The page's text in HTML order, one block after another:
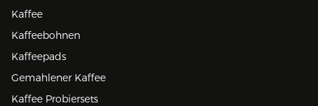
Kaffee
Kaffeebohnen
Kaffeepads
Gemahlener Kaffee
Kaffee Probiersets